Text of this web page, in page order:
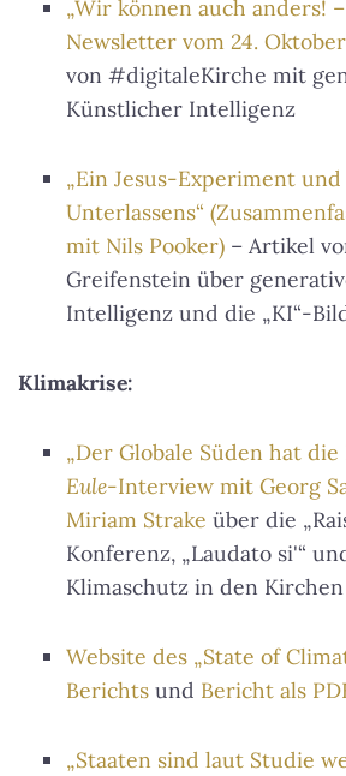
„Wir können auch anders!
Newsletter vom 24. Oktober
von #digitaleKirche mit
Künstlicher Intelligenz
„Ein Jesus-Experiment
Unterlassens“
mit Nils Pooker) – Artikel
Greifenstein über
Intelligenz und die „KI“-
Klimakrise:
„Der Globale Süden hat
Eule-Interview mit Georg
Miriam Strake über die
Konferenz, „Laudato si'“
Klimaschutz in den Kirchen
Website des „State of
Berichts und Bericht als
„Staaten sind laut Studie